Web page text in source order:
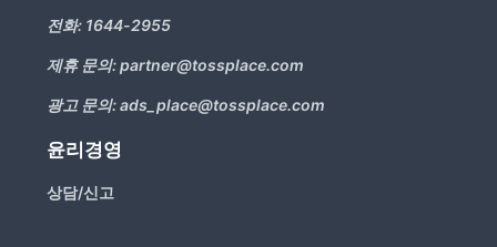
전화: 1644-2955
제휴 문의:partner@tossplace.com
광고 문의:ads_place@tossplace.com
윤리경영
상담/신고